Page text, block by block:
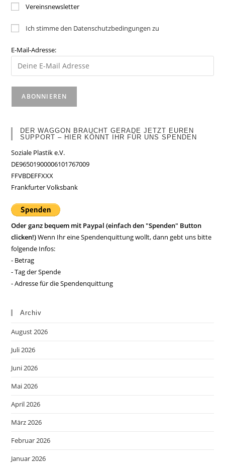
Vereinsnewsletter
Ich stimme den Datenschutzbedingungen zu
E-Mail-Adresse:
DER WAGGON BRAUCHT GERADE JETZT EUREN
SUPPORT – HIER KÖNNT IHR FÜR UNS SPENDEN
Soziale Plastik e.V.
DE96501900006101767009
FFVBDEFFXXX
Frankfurter Volksbank
Oder ganz bequem mit Paypal (einfach den "Spenden" Button
clicken!)Wenn Ihr eine Spendenquittung wollt, dann gebt uns bitte
folgende Infos:
- Betrag
- Tag der Spende
- Adresse für die Spendenquittung
Archiv
August 2026
Juli 2026
Juni 2026
Mai 2026
April 2026
März 2026
Februar 2026
Januar 2026